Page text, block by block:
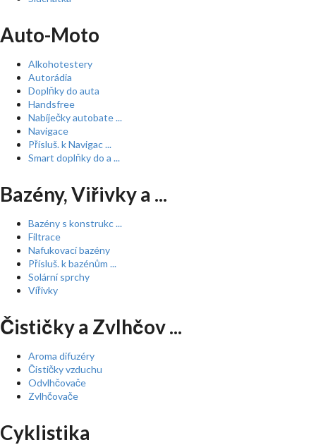
Auto-Moto
Alkohotestery
Autorádia
Doplňky do auta
Handsfree
Nabíječky autobate ...
Navigace
Přísluš. k Navigac ...
Smart doplňky do a ...
Bazény, Viřivky a ...
Bazény s konstrukc ...
Filtrace
Nafukovací bazény
Přísluš. k bazénům ...
Solární sprchy
Vířivky
Čističky a Zvlhčov ...
Aroma difuzéry
Čističky vzduchu
Odvlhčovače
Zvlhčovače
Cyklistika